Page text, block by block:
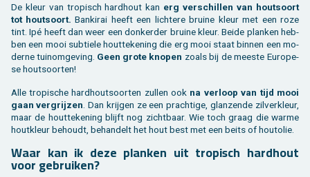
De kleur van tro­pisch hard­hout kan erg ver­schil­len van hout­soort
tot hout­soort. Ban­ki­rai heeft een lich­te­re brui­ne kleur met een roze
tint. Ipé heeft dan weer een don­ker­der brui­ne kleur. Beide plan­ken heb­
ben een mooi sub­tie­le hout­te­ke­ning die erg mooi staat bin­nen een mo­
der­ne tuinom­ge­ving. Geen grote kno­pen zoals bij de mees­te Eu­ro­pe­
se hout­soor­ten!
Alle tro­pi­sche hard­hout­soor­ten zul­len ook na ver­loop van tijd mooi
gaan ver­grij­zen . Dan krij­gen ze een prach­ti­ge, glan­zen­de zil­ver­kleur,
maar de hout­te­ke­ning blijft nog zicht­baar. Wie toch graag die warme
hout­kleur be­houdt, be­han­delt het hout best met een beits of hout­olie.
Waar kan ik deze plan­ken uit tro­pisch hard­hout
voor ge­brui­ken?